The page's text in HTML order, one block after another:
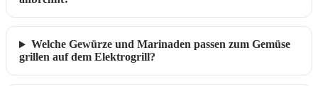
Welche Gewürze und Marinaden passen zum Gemüse
grillen auf dem Elektrogrill?